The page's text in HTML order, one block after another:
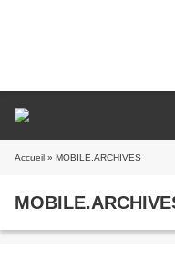
Accueil » MOBILE.ARCHIVES